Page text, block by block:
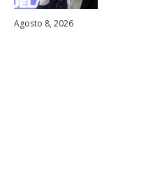
Agosto 8, 2026